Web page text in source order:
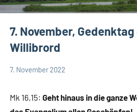
7. November, Gedenktag
Willibrord
7. November 2022
Mk 16,15: Geht hinaus in die ganze